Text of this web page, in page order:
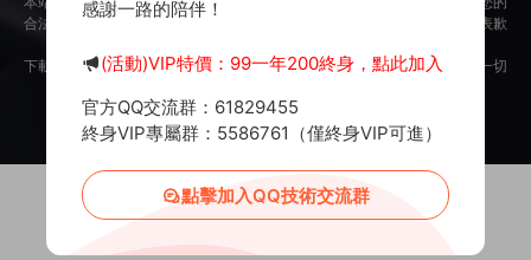
合法權益，請來信通知我們，我們會及時删除，給您帶來的不便，我們深表歉
下載用戶僅供學習交流，若使用商業用途，請購買正版授權，否則産生的一切
Copyright © 2012-2025 MiR6.COMAll Rights Reserved
投訴郵箱： Mail@Mir6.com 蜀ICP備2022016462号-2
感謝一路的陪伴！
(活動)VIP特價：99一年200終身，點此加入
官方QQ交流群：61829455
終身VIP專屬群：5586761（僅終身VIP可進）
點擊加入QQ技術交流群